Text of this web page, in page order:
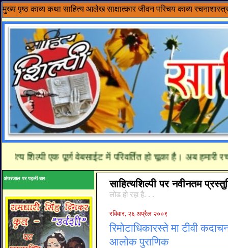
मुख्य पृष्ठ काव्य कथा साहित्य आलेख साक्षात्कार जीवन परिचय काव्य
शिल्पी एक पूर्ण वेबसाईट में परिवर्तित हो चूका है। अब हमारी
अंतरजाल पर पहली बार.. साहित्यशिल्पी पर नवीनतम
लोड हो रहा है. . .
रविवार, २६ अप्रैल २००९
रिमोटाधिकारस्ते मा टीवी
आलोक पुराणिक